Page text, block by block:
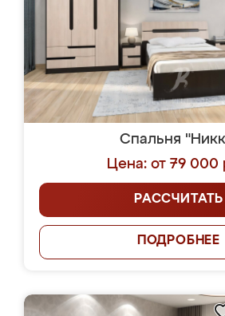
Спальня
Цена: от 79 000
РАССЧИТАТЬ
ПОДРОБНЕЕ